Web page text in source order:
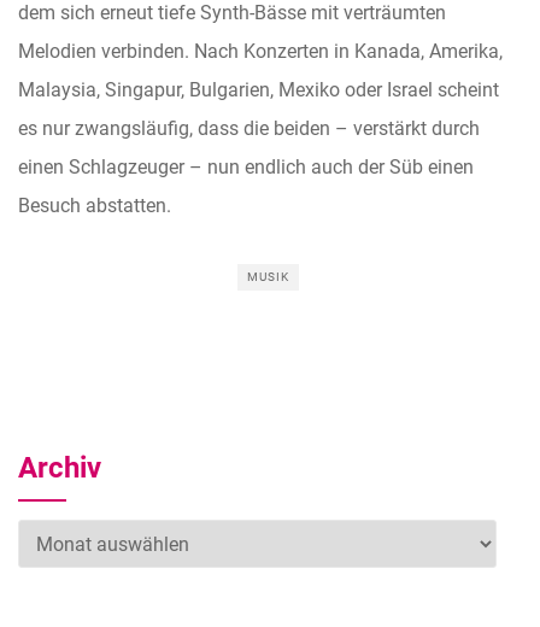
dem sich erneut tiefe Synth-Bässe mit verträumten
Melodien verbinden. Nach Konzerten in Kanada, Amerika,
Malaysia, Singapur, Bulgarien, Mexiko oder Israel scheint
es nur zwangsläufig, dass die beiden – verstärkt durch
einen Schlagzeuger – nun endlich auch der Süb einen
Besuch abstatten.
MUSIK
Archiv
Archiv